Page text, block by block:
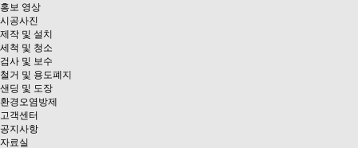
홍보 영상
시공사진
제작 및 설치
세척 및 청소
검사 및 보수
철거 및 용도폐지
샌딩 및 도장
환경오염방제
고객센터
공지사항
자료실